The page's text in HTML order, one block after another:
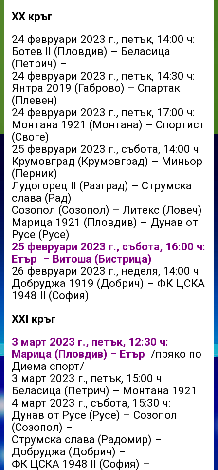
XX кръг
24 февруари 2023 г., петък, 14:00 ч:
Ботев II (Пловдив) – Беласица
(Петрич) –
24 февруари 2023 г., петък, 14:30 ч:
Янтра 2019 (Габрово) – Спартак
(Плевен)
24 февруари 2023 г., петък, 17:00 ч:
Монтана 1921 (Монтана) – Спортист
(Своге)
25 февруари 2023 г., събота, 14:00 ч:
Крумовград (Крумовград) – Миньор
(Перник)
Лудогорец II (Разград) – Струмска
слава (Рад)
Созопол (Созопол) – Литекс (Ловеч)
Марица 1921 (Пловдив) – Дунав от
Русе (Русе)
25 февруари 2023 г., събота, 16:00 ч:
Етър – Витоша (Бистрица)
26 февруари 2023 г., неделя, 14:00 ч:
Добруджа 1919 (Добрич) – ФК ЦСКА
1948 II (София)
XXI кръг
3 март 2023 г., петък, 12:30 ч:
Марица (Пловдив) – Етър /пряко по
Диема спорт/
3 март 2023 г., петък, 15:00 ч:
Беласица (Петрич) – Монтана 1921
4 март 2023 г., събота, 15:30 ч:
Дунав от Русе (Русе) – Созопол
(Созопол) –
Струмска слава (Радомир) –
Добруджа (Добрич) –
ФК ЦСКА 1948 II (София) –